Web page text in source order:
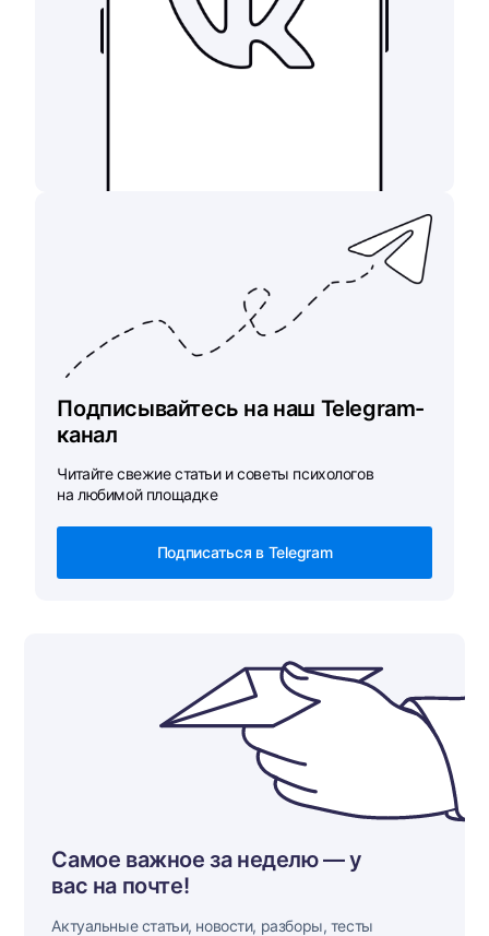
Подписывайтесь на наш Telegram-
канал
Читайте свежие статьи и советы психологов
на любимой площадке
Подписаться в Telegram
Самое важное за неделю — у
вас на почте!
Актуальные статьи, новости, разборы, тесты